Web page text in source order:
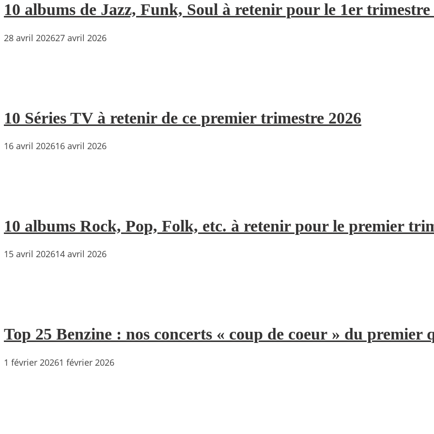
10 albums de Jazz, Funk, Soul à retenir pour le 1er trimestre
28 avril 202627 avril 2026
10 Séries TV à retenir de ce premier trimestre 2026
16 avril 202616 avril 2026
10 albums Rock, Pop, Folk, etc. à retenir pour le premier
15 avril 202614 avril 2026
Top 25 Benzine : nos concerts « coup de coeur » du premier
1 février 20261 février 2026